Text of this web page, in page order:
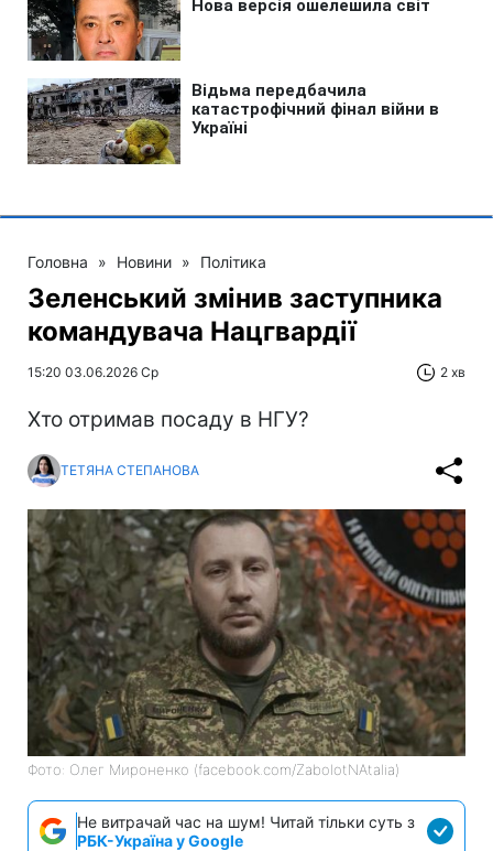
Головна » Новини » Політика
Зеленський змінив заступника
командувача Нацгвардії
15:20 03.06.2026 Ср 2 хв
Хто отримав посаду в НГУ?
ТЕТЯНА СТЕПАНОВА
Фото: Олег Мироненко (facebook.com/ZabolotNAtalia)
Не витрачай час на шум! Читай тільки суть з
РБК-Україна у Google